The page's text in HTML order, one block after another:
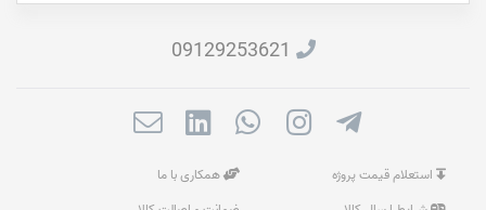
09129253621
استعلام قیمت پروژه
همکاری با ما